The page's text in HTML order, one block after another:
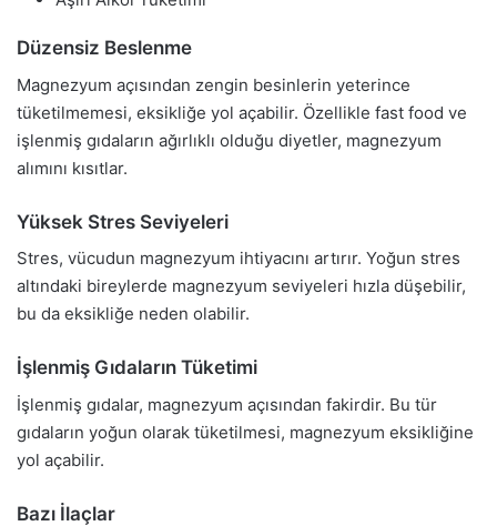
Düzensiz Beslenme
Magnezyum açısından zengin besinlerin yeterince
tüketilmemesi, eksikliğe yol açabilir. Özellikle fast food ve
işlenmiş gıdaların ağırlıklı olduğu diyetler, magnezyum
alımını kısıtlar.
Yüksek Stres Seviyeleri
Stres, vücudun magnezyum ihtiyacını artırır. Yoğun stres
altındaki bireylerde magnezyum seviyeleri hızla düşebilir,
bu da eksikliğe neden olabilir.
İşlenmiş Gıdaların Tüketimi
İşlenmiş gıdalar, magnezyum açısından fakirdir. Bu tür
gıdaların yoğun olarak tüketilmesi, magnezyum eksikliğine
yol açabilir.
Bazı İlaçlar